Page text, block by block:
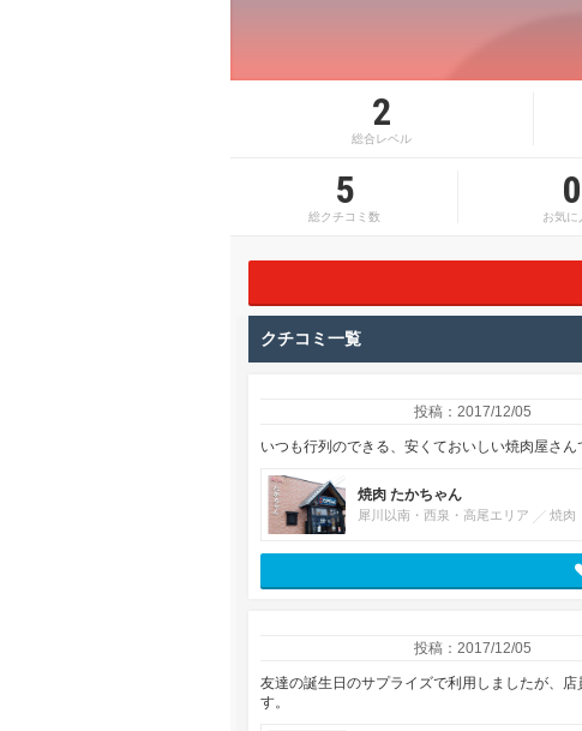
2
総合レベル
5
総クチコミ数
0
お気に
クチコミ一覧
投稿：2017/12/05
いつも行列のできる、安くておいしい焼肉屋さん
焼肉 たかちゃん
犀川以南・西泉・高尾エリア 焼肉
投稿：2017/12/05
友達の誕生日のサプライズで利用しましたが、
す。